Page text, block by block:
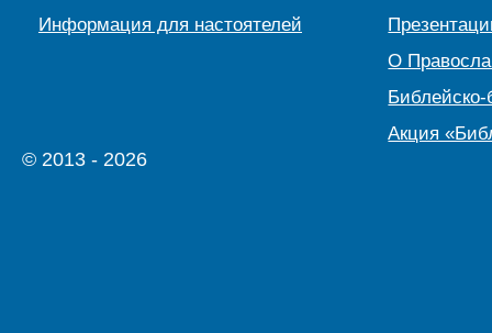
Информация для настоятелей
О
Библейско-
Акция
© 2013 - 2026